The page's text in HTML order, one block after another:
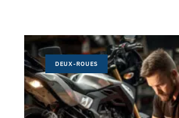
DEUX-ROUES